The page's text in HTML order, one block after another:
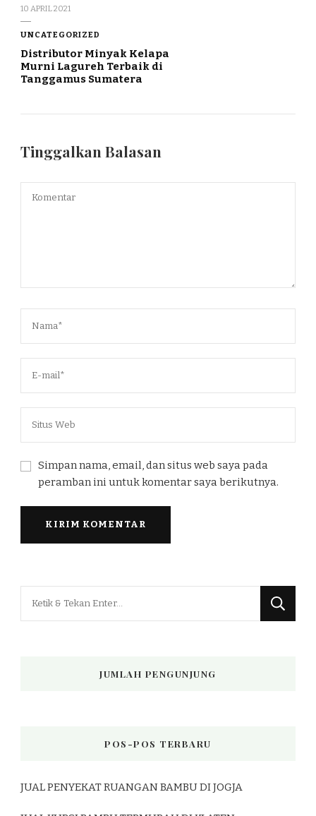
10 APRIL 2021
UNCATEGORIZED
Distributor Minyak Kelapa
Murni Lagureh Terbaik di
Tanggamus Sumatera
Tinggalkan Balasan
Simpan nama, email, dan situs web saya pada
peramban ini untuk komentar saya berikutnya.
Mencari
JUMLAH PENGUNJUNG
POS-POS TERBARU
JUAL PENYEKAT RUANGAN BAMBU DI JOGJA